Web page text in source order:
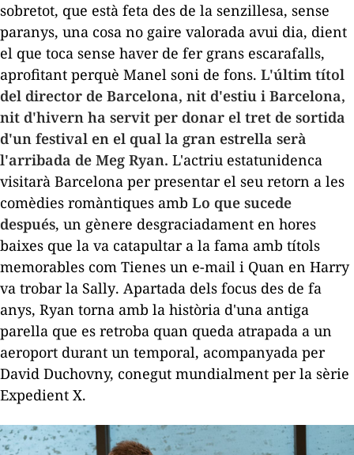
sobretot, que està feta des de la senzillesa, sense
paranys, una cosa no gaire valorada avui dia, dient
el que toca sense haver de fer grans escarafalls,
aprofitant perquè Manel soni de fons. L'últim títol
del director de Barcelona, nit d'estiu i Barcelona,
nit d'hivern ha servit per donar el tret de sortida
d'un festival en el qual la gran estrella serà
l'arribada de Meg Ryan. L'actriu estatunidenca
visitarà Barcelona per presentar el seu retorn a les
comèdies romàntiques amb Lo que sucede
después, un gènere desgraciadament en hores
baixes que la va catapultar a la fama amb títols
memorables com Tienes un e-mail i Quan en Harry
va trobar la Sally. Apartada dels focus des de fa
anys, Ryan torna amb la història d'una antiga
parella que es retroba quan queda atrapada a un
aeroport durant un temporal, acompanyada per
David Duchovny, conegut mundialment per la sèrie
Expedient X.